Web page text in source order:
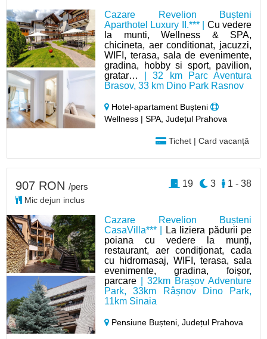
Cazare Revelion Bușteni
Aparthotel Luxury II.*** | Cu vedere
la munti, Wellness & SPA,
chicineta, aer conditionat, jacuzzi,
WIFI, terasa, sala de evenimente,
gradina, hobby si sport, pavilion,
gratar…
| 32 km Parc Aventura
Brasov, 33 km Dino Park Rasnov
Hotel-apartament Bușteni
Wellness | SPA, Județul Prahova
Tichet | Card vacanță
Cazare Revelion Bușteni
CasaVilla*** |
La liziera pădurii pe
poiana cu vedere la munți,
restaurant, aer condiționat, cada
cu hidromasaj, WIFI, terasa, sala
evenimente, gradina, foișor,
parcare | 32km Brașov Adventure
Park, 33km Râșnov Dino Park,
11km Sinaia
Pensiune Bușteni,Județul Prahova
907 RON /pers
Mic dejun inclus
1 - 38
3
19